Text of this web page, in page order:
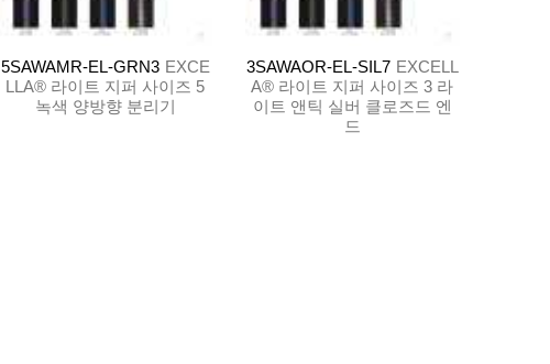
5SAWAMR-EL-GRN3 EXCE
LLA® 라이트 지퍼 사이즈 5
녹색 양방향 분리기
3SAWAOR-EL-SIL7 EXCELL
A® 라이트 지퍼 사이즈 3 라
이트 앤틱 실버 클로즈드 엔
드